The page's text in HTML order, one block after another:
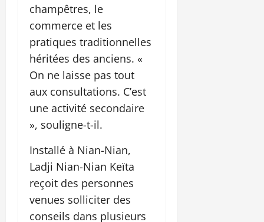
champêtres, le
commerce et les
pratiques traditionnelles
héritées des anciens. «
On ne laisse pas tout
aux consultations. C’est
une activité secondaire
», souligne-t-il.
Installé à Nian-Nian,
Ladji Nian-Nian Keïta
reçoit des personnes
venues solliciter des
conseils dans plusieurs